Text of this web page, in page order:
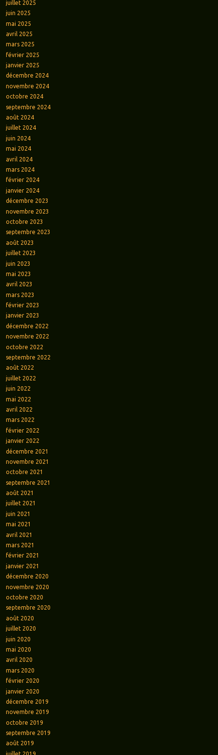
juillet 2025
juin 2025
mai 2025
avril 2025
mars 2025
février 2025
janvier 2025
décembre 2024
novembre 2024
octobre 2024
septembre 2024
août 2024
juillet 2024
juin 2024
mai 2024
avril 2024
mars 2024
février 2024
janvier 2024
décembre 2023
novembre 2023
octobre 2023
septembre 2023
août 2023
juillet 2023
juin 2023
mai 2023
avril 2023
mars 2023
février 2023
janvier 2023
décembre 2022
novembre 2022
octobre 2022
septembre 2022
août 2022
juillet 2022
juin 2022
mai 2022
avril 2022
mars 2022
février 2022
janvier 2022
décembre 2021
novembre 2021
octobre 2021
septembre 2021
août 2021
juillet 2021
juin 2021
mai 2021
avril 2021
mars 2021
février 2021
janvier 2021
décembre 2020
novembre 2020
octobre 2020
septembre 2020
août 2020
juillet 2020
juin 2020
mai 2020
avril 2020
mars 2020
février 2020
janvier 2020
décembre 2019
novembre 2019
octobre 2019
septembre 2019
août 2019
juillet 2019